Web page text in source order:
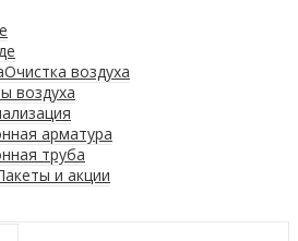
Очистка воздуха
воздуха
арматура
труба
и акции